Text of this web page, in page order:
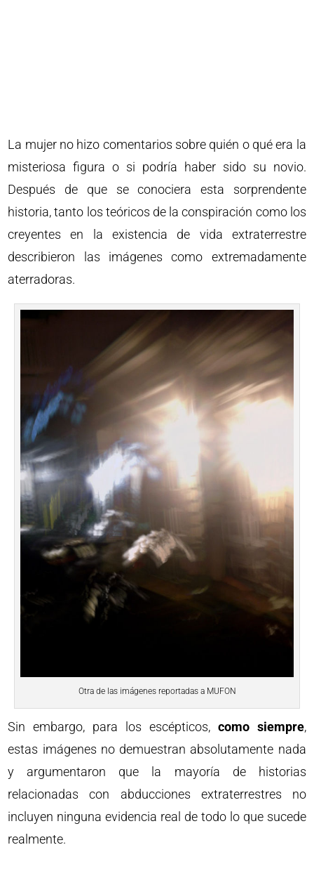
La mujer no hizo comentarios sobre quién o qué era la
misteriosa figura o si podría haber sido su novio.
Después de que se conociera esta sorprendente
historia, tanto los teóricos de la conspiración como los
creyentes en la existencia de vida extraterrestre
describieron las imágenes como extremadamente
aterradoras.
Otra de las imágenes reportadas a MUFON
Sin embargo, para los escépticos, como siempre,
estas imágenes no demuestran absolutamente nada
y argumentaron que la mayoría de historias
relacionadas con abducciones extraterrestres no
incluyen ninguna evidencia real de todo lo que sucede
realmente.